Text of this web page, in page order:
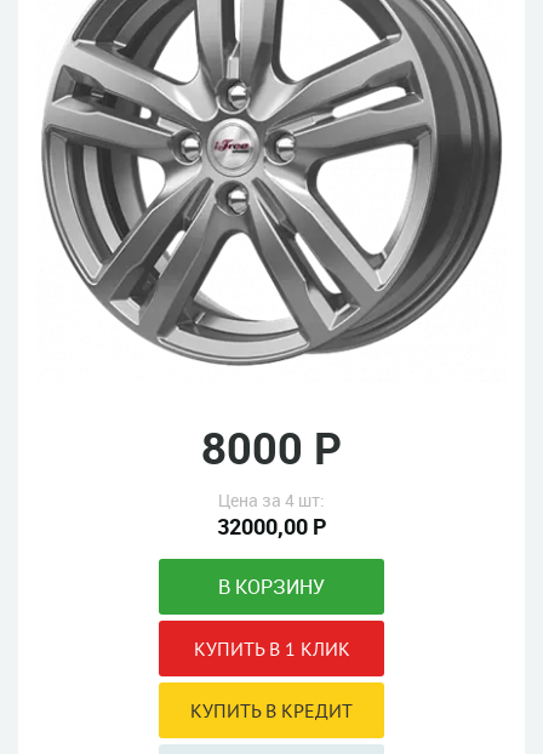
8000 Р
Цена за 4 шт:
32000,00 Р